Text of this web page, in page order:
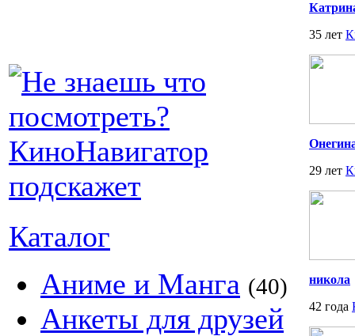
Каталог
Аниме и Манга (40)
Анкеты для друзей
35 лет
29 лет
никола
42 года